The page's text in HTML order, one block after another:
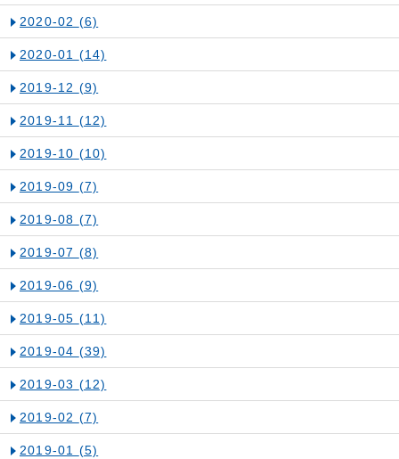
2020-02 (6)
2020-01 (14)
2019-12 (9)
2019-11 (12)
2019-10 (10)
2019-09 (7)
2019-08 (7)
2019-07 (8)
2019-06 (9)
2019-05 (11)
2019-04 (39)
2019-03 (12)
2019-02 (7)
2019-01 (5)